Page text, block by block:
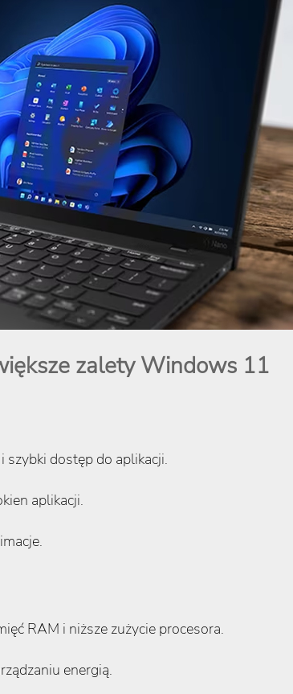
zalety Windows 11
szybki dostęp do aplikacji.
aplikacji.
RAM i niższe zużycie procesora.
energią.